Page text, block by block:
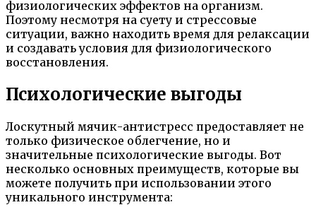
физиологических эффектов на организм.
Поэтому несмотря на суету и стрессовые
ситуации, важно находить время для релаксации
и создавать условия для физиологического
восстановления.
Психологические выгоды
Лоскутный мячик-антистресс предоставляет не
только физическое облегчение, но и
значительные психологические выгоды. Вот
несколько основных преимуществ, которые вы
можете получить при использовании этого
уникального инструмента: